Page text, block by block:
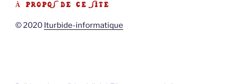
À PROPOS DE CE SITE
© 2020 Iturbide-informatique